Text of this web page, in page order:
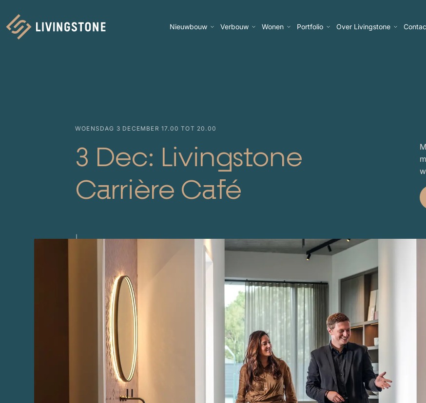
Homepage
Nieuwbouw Verbouw Wonen Portfolio Over Livingstone
WOENSDAG 3 DECEMBER 17.00 TOT 20.00
3 Dec: Livingstone
Carrière Café